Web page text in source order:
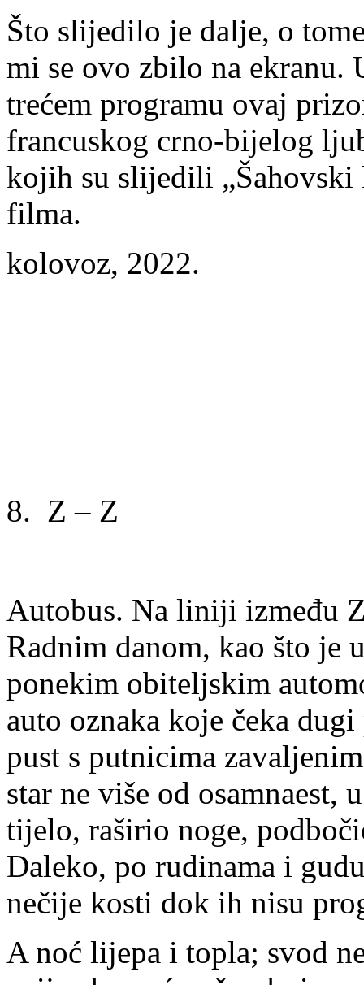
Što slijedilo je dalje, o
mi se ovo zbilo na ekranu.
trećem programu ovaj
francuskog crno-bijelog
kojih su slijedili „Šahovski
filma.
kolovoz, 2022.
8. Z – Z
Autobus. Na liniji između
Radnim danom, kao što je
ponekim obiteljskim
auto oznaka koje čeka
pust s putnicima
star ne više od
tijelo, raširio noge,
Daleko, po rudinama i
nečije kosti dok ih nisu
A noć lijepa i topla; svod